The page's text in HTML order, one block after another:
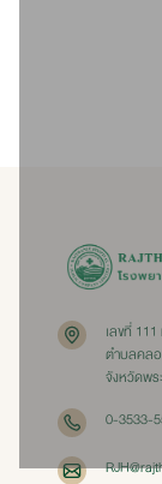
เลขที่
ตำบลคล
จังหวัดพ
0-3533-